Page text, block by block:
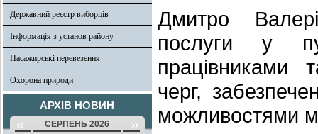
Державний реєстр виборців
Інформація з установ району
Пасажирські перевезення
Охорона природи
АРХІВ НОВИН
« СЕРПЕНЬ 2026 »
Дмитро
послуги у
працівниками
черг,
можливостями